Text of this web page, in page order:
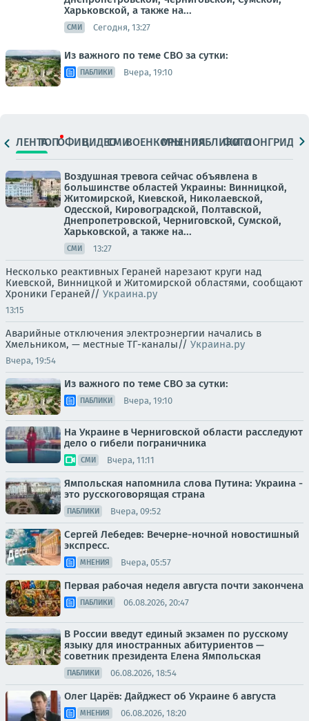
Харьковской, а также на...
СМИ Сегодня, 13:27
Из важного по теме СВО за сутки:
ПАБЛИКИ Вчера, 19:10
ЛЕНТАТОПОФИЦ.ВИДЕОСМИВОЕНКОРЫМНЕНИЯПАБЛИКИ
ФОТОЛОНГРИДЫ
Воздушная тревога сейчас объявлена в
большинстве областей Украины: Винницкой,
Житомирской, Киевской, Николаевской,
Одесской, Кировоградской, Полтавской,
Днепропетровской, Черниговской, Сумской,
Харьковской, а также на...
СМИ 13:27
Несколько реактивных Гераней нарезают круги над
Киевской, Винницкой и Житомирской областями, сообщают
Хроники Гераней// Украина.ру
13:15
Аварийные отключения электроэнергии начались в
Хмельником, — местные ТГ-каналы// Украина.ру
Вчера, 19:54
Из важного по теме СВО за сутки:
ПАБЛИКИ Вчера, 19:10
На Украине в Черниговской области расследуют
дело о гибели пограничника
СМИ Вчера, 11:11
Ямпольская напомнила слова Путина: Украина -
это русскоговорящая страна
ПАБЛИКИ Вчера, 09:52
Сергей Лебедев: Вечерне-ночной новостишный
экспресс.
МНЕНИЯ Вчера, 05:57
Первая рабочая неделя августа почти закончена
ПАБЛИКИ 06.08.2026, 20:47
В России введут единый экзамен по русскому
языку для иностранных абитуриентов —
советник президента Елена Ямпольская
ПАБЛИКИ 06.08.2026, 18:54
Олег Царёв: Дайджест об Украине 6 августа
МНЕНИЯ 06.08.2026, 18:20